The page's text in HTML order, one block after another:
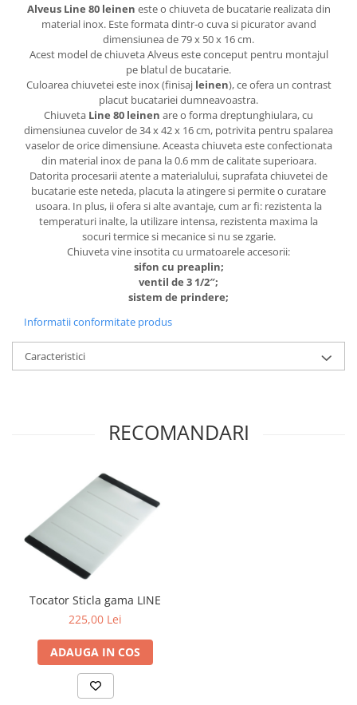
Alveus Line 80 leinen este o chiuveta de bucatarie realizata din
material inox. Este formata dintr-o cuva si picurator avand
dimensiunea de 79 x 50 x 16 cm.
Acest model de chiuveta Alveus este conceput pentru montajul
pe blatul de bucatarie.
Culoarea chiuvetei este inox (finisaj leinen), ce ofera un contrast
placut bucatariei dumneavoastra.
Chiuveta Line 80 leinen are o forma dreptunghiulara, cu
dimensiunea cuvelor de 34 x 42 x 16 cm, potrivita pentru spalarea
vaselor de orice dimensiune. Aceasta chiuveta este confectionata
din material inox de pana la 0.6 mm de calitate superioara.
Datorita procesarii atente a materialului, suprafata chiuvetei de
bucatarie este neteda, placuta la atingere si permite o curatare
usoara. In plus, ii ofera si alte avantaje, cum ar fi: rezistenta la
temperaturi inalte, la utilizare intensa, rezistenta maxima la
socuri termice si mecanice si nu se zgarie.
Chiuveta vine insotita cu urmatoarele accesorii:
sifon cu preaplin;
ventil de 3 1/2″;
sistem de prindere;
Informatii conformitate produs
Caracteristici
RECOMANDARI
Tocator Sticla gama LINE
225,00 Lei
ADAUGA IN COS